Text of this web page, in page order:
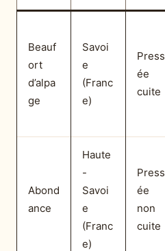
Beauf
ort
d’alpa
ge
Savoi
e
(Franc
e)
Press
ée
cuite
Abond
ance
Haute
-
Savoi
e
(Franc
e)
Press
ée
non
cuite